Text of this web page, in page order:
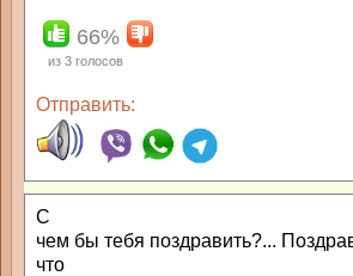
66%
из 3 голосов
Отправить:
С
чем бы тебя поздравить?...
что